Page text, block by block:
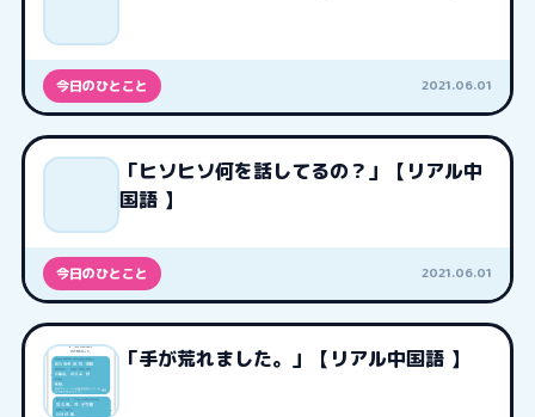
今日のひとこと 2021.06.01
「ヒソヒソ何を話してるの？」【リアル中
国語 】
今日のひとこと 2021.06.01
「手が荒れました。」【リアル中国語 】